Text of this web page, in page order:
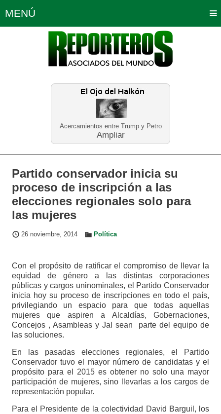
Acercamientos entre Trump y Petro
Ampliar
MENÚ
Política Opinión Bogotá
Planeta Tierra Deportes
Educación Neira
Partido conservador inicia su
proceso de inscripción a las
elecciones regionales solo para
las mujeres
26 noviembre, 2014 Política
Con el propósito de ratificar el compromiso de llevar la
equidad de género a las distintas corporaciones
públicas y cargos uninominales, el Partido Conservador
inicia hoy su proceso de inscripciones en todo el país,
privilegiando un espacio para que todas aquellas
mujeres que aspiren a Alcaldías, Gobernaciones,
Concejos , Asambleas y Jal sean parte del equipo de
las soluciones.
En las pasadas elecciones regionales, el Partido
Conservador tuvo el mayor número de candidatas y el
propósito para el 2015 es obtener no solo una mayor
participación de mujeres, sino llevarlas a los cargos de
representación popular.
Para el Presidente de la colectividad David Barguil, los